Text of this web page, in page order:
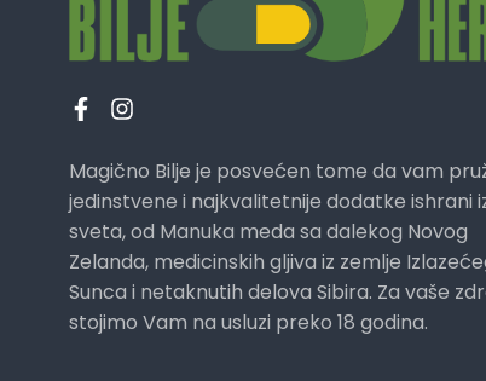
Magično Bilje je posvećen tome da vam
jedinstvene i najkvalitetnije dodatke ishrani
sveta, od Manuka meda sa dalekog Novog
Zelanda, medicinskih gljiva iz zemlje
Sunca i netaknutih delova Sibira. Za vaše
stojimo Vam na usluzi preko 18 godina.